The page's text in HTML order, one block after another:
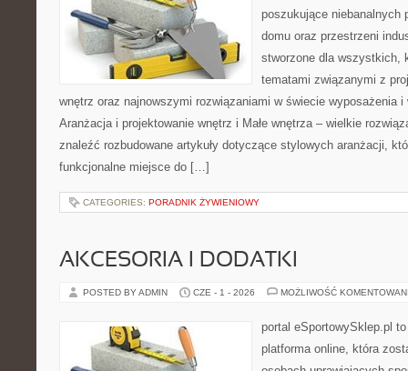
poszukujące niebanalnych
domu oraz przestrzeni
stworzone dla wszystkich,
tematami związanymi z
wnętrz oraz najnowszymi rozwiązaniami w świecie wyposażenia
Aranżacja i projektowanie wnętrz i Małe wnętrza – wielkie
znaleźć rozbudowane artykuły dotyczące stylowych aranżacji,
funkcjonalne miejsce do […]
CATEGORIES: PORADNIK ŻYWIENIOWY
AKCESORIA I DODATKI
POSTED BY ADMIN CZE - 1 - 2026 MOŻLIWOŚĆ
portal eSportowySklep.pl
platforma online, która